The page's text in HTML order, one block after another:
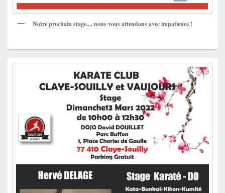
Notre prochain stage.... nous vous attendons avec impatience !